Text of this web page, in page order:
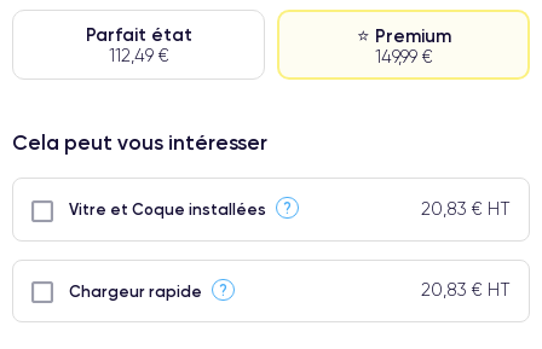
Parfait état
112,49 €
⭐ Premium
149,99 €
⭐ Premium
● Batterie : usage intensif.
Cela peut vous intéresser
Vitre et Coque installées ? 20,83 € HT
Chargeur rapide ? 20,83 € HT